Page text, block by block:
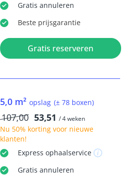
Gratis annuleren
Beste prijsgarantie
Gratis reserveren
5,0 m² opslag (± 78 boxen)
107,00 53,51 / 4 weken
Nu 50% kortingvoor nieuwe
klanten!
Express ophaalservice
Gratis annuleren